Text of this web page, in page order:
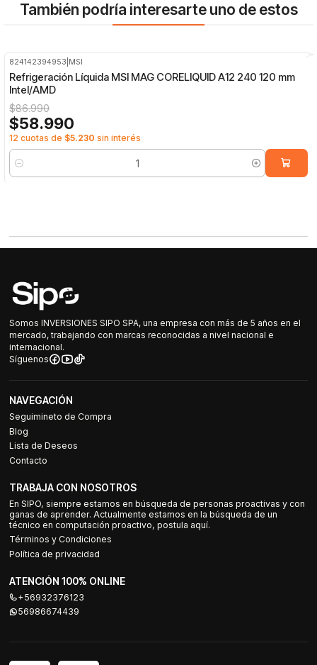
También podría interesarte uno de estos
824142394953 MSI
Refrigeración Líquida MSI MAG CORELIQUID A12 240 120 mm
Intel/AMD
$86.990
$58.990
12 cuotas de $5.230 sin interés
Cantidad
Somos INVERSIONES SIPO SPA, una empresa con más de 5 años en el
mercado, trabajando con marcas reconocidas a nivel nacional e
internacional.
Síguenos
NAVEGACIÓN
Seguimineto de Compra
Blog
Lista de Deseos
Contacto
TRABAJA CON NOSOTROS
En SIPO, siempre estamos en búsqueda de personas proactivas y con
ganas de aprender. Actualmente estamos en la búsqueda de un
técnico en computación proactivo, postula aquí.
Términos y Condiciones
Política de privacidad
ATENCIÓN 100% ONLINE
+56932376123
56986674439